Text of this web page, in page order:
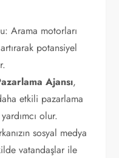
Arama motorları
potansiyel
Ajansı,
etkili pazarlama
olur.
sosyal medya
vatandaşlar ile